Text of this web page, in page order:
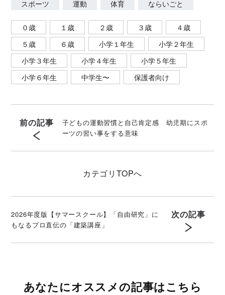
スポーツ 運動 体育 ならいごと
０歳 １歳 ２歳 ３歳
４歳
５歳
６歳 小学１年生
小学２年生
小学３年生
小学４年生
小学５年生
小学６年生
中学生〜 保護者向け
前の記事
子どもの運動習慣と自己肯定感 幼児期にスポ
ーツの習い事をする意味
カテゴリ TOPへ
2026年度版【サマースクール】「自由研究」に
もなるプロ直伝の「建築講座」
次の記事
あなたにオススメの記事はこちら